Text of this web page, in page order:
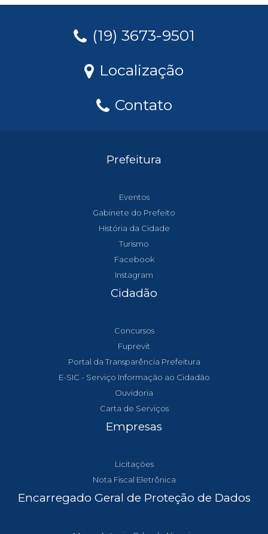
(19) 3673-9501
Localização
Contato
Prefeitura
Eventos
Gabinete do Prefeito
História da Cidade
Turismo
Facebook
Instagram
Cidadão
Concursos
Fuprevit
Portal da Transparência Prefeitura
E-SIC - Serviço Informação ao Cidadão
Ouvidoria
Carta de Serviços
Empresas
Licitações
Nota Fiscal Eletrônica
Encarregado Geral de Proteção de Dados